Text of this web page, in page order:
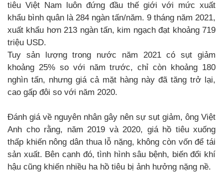
tiêu Việt Nam luôn đứng đầu thế giới với mức xuất
khẩu bình quân là 284 ngàn tấn/năm. 9 tháng năm 2021,
xuất khẩu hơn 213 ngàn tấn, kim ngạch đạt khoảng 719
triệu USD.
Tuy sản lượng trong nước năm 2021 có sụt giảm
khoảng 25% so với năm trước, chỉ còn khoảng 180
nghìn tấn, nhưng giá cả mặt hàng này đã tăng trở lại,
cao gấp đôi so với năm 2020.
Đánh giá về nguyên nhân gây nên sự sụt giảm, ông Việt
Anh cho rằng, năm 2019 và 2020, giá hồ tiêu xuống
thấp khiến nông dân thua lỗ nặng, không còn vốn để tái
sản xuất. Bên cạnh đó, tình hình sâu bệnh, biến đổi khí
hậu cũng khiến nhiều ha hồ tiêu bị ảnh hưởng nặng nề.